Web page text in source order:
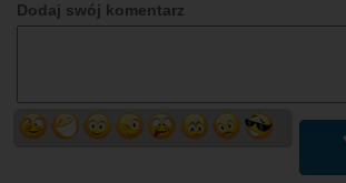
Dodaj swój komentarz